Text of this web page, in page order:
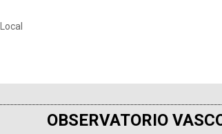
OBSERVATORIO